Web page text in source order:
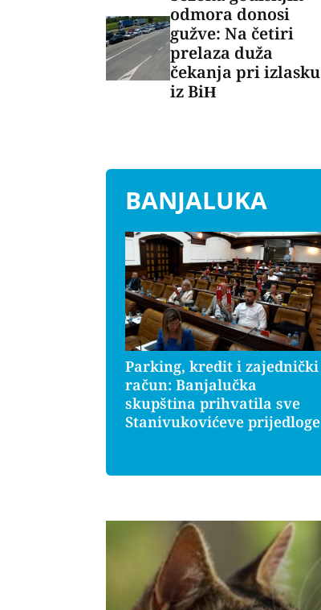
odmora donosi
gužve: Na četiri
prelaza duža
čekanja pri izlasku
iz BiH
BANJALUKA
Parking, kredit i zajednički
račun: Banjalučka
skupština prihvatila sve
Stanivukovićeve prijedloge